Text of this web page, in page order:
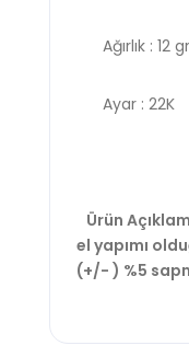
Ağırlık : 12 gr
Ayar : 22K
Ürün
el yapımı
(+/- ) %5